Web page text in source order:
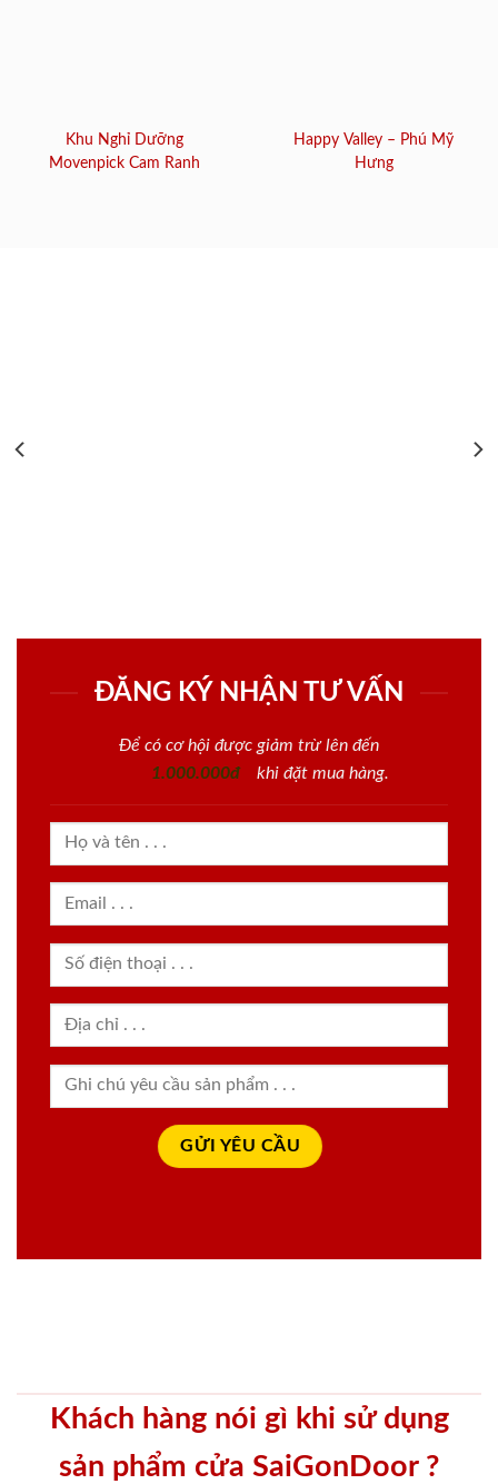
Khu Nghỉ Dưỡng
Movenpick Cam Ranh
Happy Valley – Phú Mỹ
Hưng
ĐĂNG KÝ NHẬN TƯ VẤN
Để có cơ hội được giảm trừ lên đến
1.000.000đ
khi đặt mua hàng.
Khách hàng nói gì khi sử dụng
sản phẩm cửa SaiGonDoor ?